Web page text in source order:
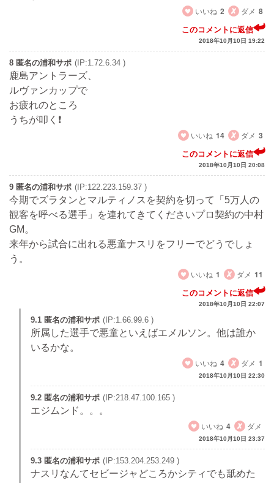
いいね 2 ダメ 8
このコメントに返信
2018年10月10日 19:22
8 匿名の浦和サポ (IP:1.72.6.34 )
鹿島アントラーズ、
ルヴァンカップで
お疲れのところ
うちが叩く❗
いいね 14 ダメ 3
このコメントに返信
2018年10月10日 20:08
9 匿名の浦和サポ (IP:122.223.159.37 )
今期でズラタンとマルティノスを契約を切って「5万人の
観客を呼べる選手」を連れてきてくださいプロ契約の中村
GM。
来年から試合に出れる悪童ナスリをフリーでどうでしょ
う。
いいね 1 ダメ 11
このコメントに返信
2018年10月10日 22:07
9.1 匿名の浦和サポ (IP:1.66.99.6 )
所属した選手で悪童といえばエメルソン。他は誰か
いるかな。
いいね 4 ダメ 1
2018年10月10日 22:30
9.2 匿名の浦和サポ (IP:218.47.100.165 )
エジムンド。。。
いいね 4 ダメ
2018年10月10日 23:37
9.3 匿名の浦和サポ (IP:153.204.253.249 )
ナスリなんてセビージャどころかシティでも舐めた